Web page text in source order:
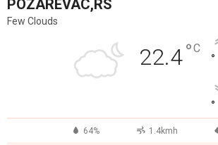
POZAREVAC,RS
Few Clouds
22.4°C
°
°
64% 1.4kmh